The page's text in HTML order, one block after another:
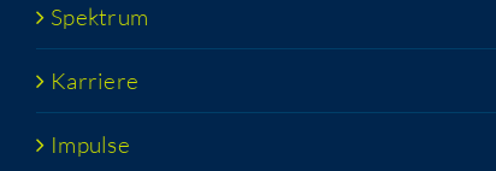
Spek­trum
Kar­rie­re
Impul­se